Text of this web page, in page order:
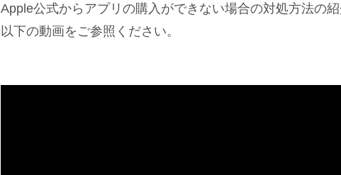
Apple公式からアプリの購入ができない場合の対処方法の紹
以下の動画をご参照ください。